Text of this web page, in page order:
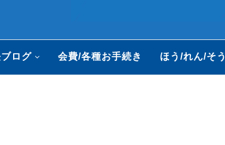
ログ 会費/各種お手続き ほう/れん/そう